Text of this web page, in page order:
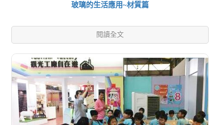
玻璃的生活應用~材質篇
閱讀全文